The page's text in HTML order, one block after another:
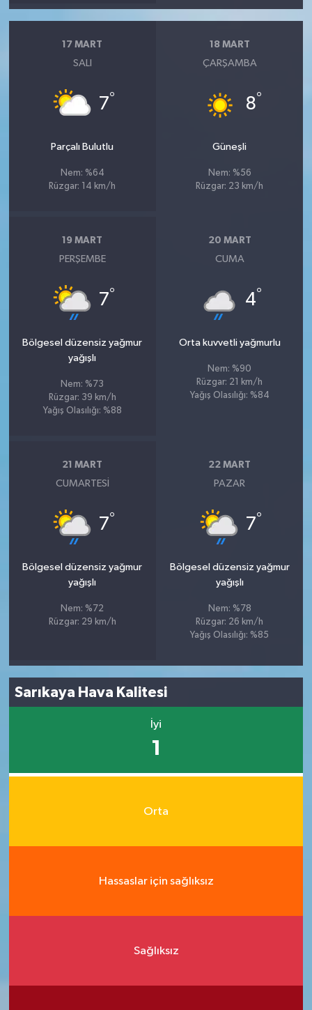
17 MART
SALI
7°
Parçalı Bulutlu
Nem: %64
Rüzgar: 14 km/h
18 MART
ÇARŞAMBA
8°
Güneşli
Nem: %56
Rüzgar: 23 km/h
19 MART
PERŞEMBE
7°
Bölgesel düzensiz yağmur
yağışlı
Nem: %73
Rüzgar: 39 km/h
Yağış Olasılığı: %88
20 MART
CUMA
4°
Orta kuvvetli yağmurlu
Nem: %90
Rüzgar: 21 km/h
Yağış Olasılığı: %84
21 MART
CUMARTESI
7°
Bölgesel düzensiz yağmur
yağışlı
Nem: %72
Rüzgar: 29 km/h
22 MART
PAZAR
7°
Bölgesel düzensiz yağmur
yağışlı
Nem: %78
Rüzgar: 26 km/h
Yağış Olasılığı: %85
Sarıkaya Hava Kalitesi
İyi
1
Orta
Hassaslar için sağlıksız
Sağlıksız